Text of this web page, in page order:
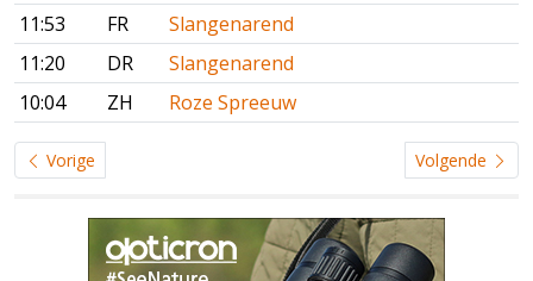
11:53
FR
Slangenarend
11:20
DR
Slangenarend
10:04
ZH Roze Spreeuw
Vorige Volgende